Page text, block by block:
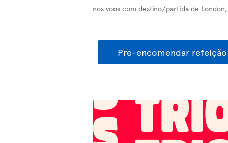
nos voos com destino/partida de
Pre-encomendar refeição